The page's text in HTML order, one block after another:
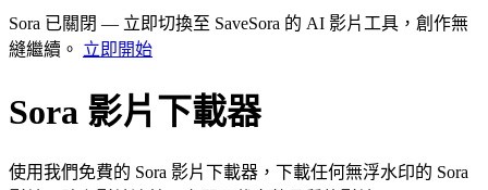
Sora 已關閉 — 立即切換至 SaveSora 的 AI 影片工具，創作無
縫繼續。 立即開始
Sora 影片下載器
使用我們免費的 Sora 影片下載器，下載任何無浮水印的 Sora